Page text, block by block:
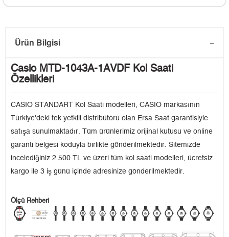
Ürün Bilgisi
Casio MTD-1043A-1AVDF Kol Saati
Özellikleri
CASIO STANDART Kol Saati modelleri, CASIO markasının
Türkiye'deki tek yetkili distribütörü olan Ersa Saat garantisiyle
satışa sunulmaktadır. Tüm ürünlerimiz orijinal kutusu ve online
garanti belgesi koduyla birlikte gönderilmektedir. Sitemizde
incelediğiniz 2.500 TL ve üzeri tüm kol saati modelleri, ücretsiz
kargo ile 3 iş günü içinde adresinize gönderilmektedir.
Ölçü Rehberi